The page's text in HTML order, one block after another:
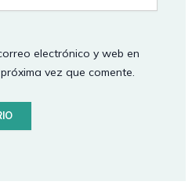
electrónico y web en
vez que comente.